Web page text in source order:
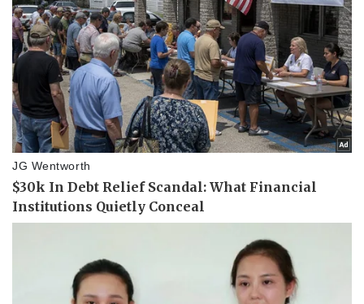
Kinh tế
Bất động sản
Khởi nghiệp
Thị trường
Tiêu dùng
Tỷ giá
Giá cà phê